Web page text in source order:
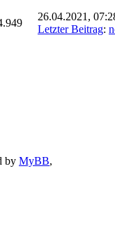
26.04.2021,
Letzter Beitrag:
by MyBB,